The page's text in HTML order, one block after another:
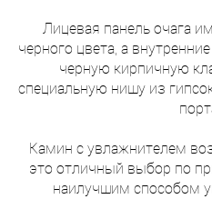
Лицевая панель очага
черного цвета, а
черную кирпичную
специальную нишу из
Камин с увлажнителем
это отличный выбор по
наилучшим способом